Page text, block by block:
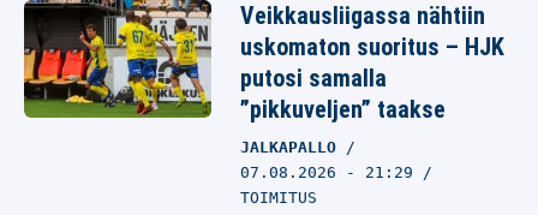
Veikkausliigassa nähtiin
uskomaton suoritus – HJK
putosi samalla
”pikkuveljen” taakse
JALKAPALLO
07.08.2026 - 21:29
TOIMITUS